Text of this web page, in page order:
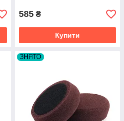
585 ₴
Купити
ЗНЯТО